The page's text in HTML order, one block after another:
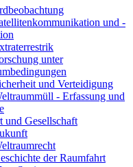
und -
unter
und Verteidigung
- Erfassung und
und Gesellschaft
der Raumfahrt